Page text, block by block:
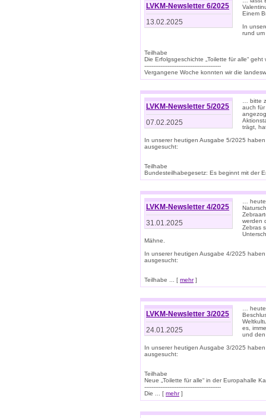
LVKM-Newsletter 6/2025
13.02.2025
Einem
In
rund
Teilhabe
Die Erfolgsgeschichte „Toilette für alle“
-------------------------------------------
Vergangene Woche konnten wir die
LVKM-Newsletter 5/2025
07.02.2025
… bitte
auch für
trägt,
In unserer heutigen Ausgabe 5/2025
ausgesucht:
Teilhabe
Bundesteilhabegesetz: Es beginnt mit der
LVKM-Newsletter 4/2025
31.01.2025
…
werden
Zebras
Mähne.
In unserer heutigen Ausgabe 4/2025
ausgesucht:
Teilhabe ... [ mehr]
LVKM-Newsletter 3/2025
24.01.2025
…
es,
und
In unserer heutigen Ausgabe 3/2025
ausgesucht:
Teilhabe
Neue „Toilette für alle“ in der Europahalle
-------------------------------------------
Die ... [ mehr]